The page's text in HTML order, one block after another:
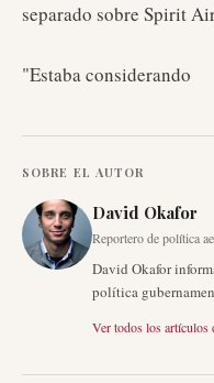
separado sobre Spirit
"Estaba considerando
SOBRE EL AUTOR
David Okafor
Reportero de política
David Okafor
política
Ver todos los artículos